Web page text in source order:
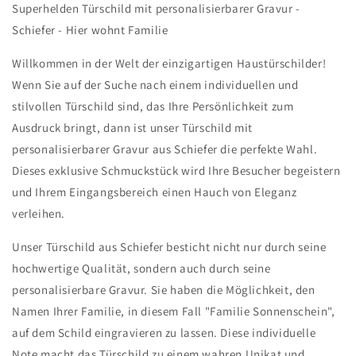
Familie
Familie
Superhelden Türschild mit personalisierbarer Gravur -
Schiefer - Hier wohnt Familie
Willkommen in der Welt der einzigartigen Haustürschilder!
Wenn Sie auf der Suche nach einem individuellen und
stilvollen Türschild sind, das Ihre Persönlichkeit zum
Ausdruck bringt, dann ist unser Türschild mit
personalisierbarer Gravur aus Schiefer die perfekte Wahl.
Dieses exklusive Schmuckstück wird Ihre Besucher begeistern
und Ihrem Eingangsbereich einen Hauch von Eleganz
verleihen.
Unser Türschild aus Schiefer besticht nicht nur durch seine
hochwertige Qualität, sondern auch durch seine
personalisierbare Gravur. Sie haben die Möglichkeit, den
Namen Ihrer Familie, in diesem Fall "Familie Sonnenschein",
auf dem Schild eingravieren zu lassen. Diese individuelle